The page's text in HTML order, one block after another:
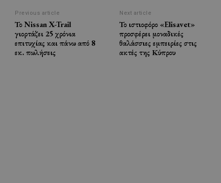
Previous article
Το Nissan X-Trail
γιορτάζει 25 χρόνια
επιτυχίας και πάνω από 8
εκ. πωλήσεις
Next article
Το ιστιοφόρο «Elisavet»
προσφέρει μοναδικές
θαλάσσιες εμπειρίες στις
ακτές της Κύπρου